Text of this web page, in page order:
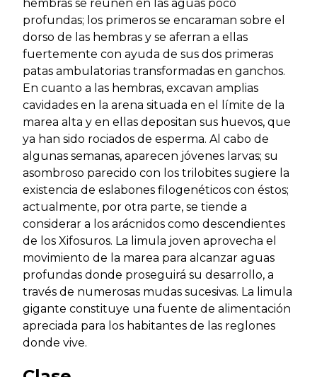
hembras se reúnen en las aguas poco
profundas; los primeros se encaraman sobre el
dorso de las hembras y se aferran a ellas
fuertemente con ayuda de sus dos primeras
patas ambulatorias transformadas en ganchos.
En cuanto a las hembras, excavan amplias
cavidades en la arena situada en el límite de la
marea alta y en ellas depositan sus huevos, que
ya han sido rociados de esperma. Al cabo de
algunas semanas, aparecen jóvenes larvas; su
asombroso parecido con los trilobites sugiere la
existencia de eslabones filogenéticos con éstos;
actualmente, por otra parte, se tiende a
considerar a los arácnidos como descendientes
de los Xifosuros. La limula joven aprovecha el
movimiento de la marea para alcanzar aguas
profundas donde proseguirá su desarrollo, a
través de numerosas mudas sucesivas. La limula
gigante constituye una fuente de alimentación
apreciada para los habitantes de las reglones
donde vive.